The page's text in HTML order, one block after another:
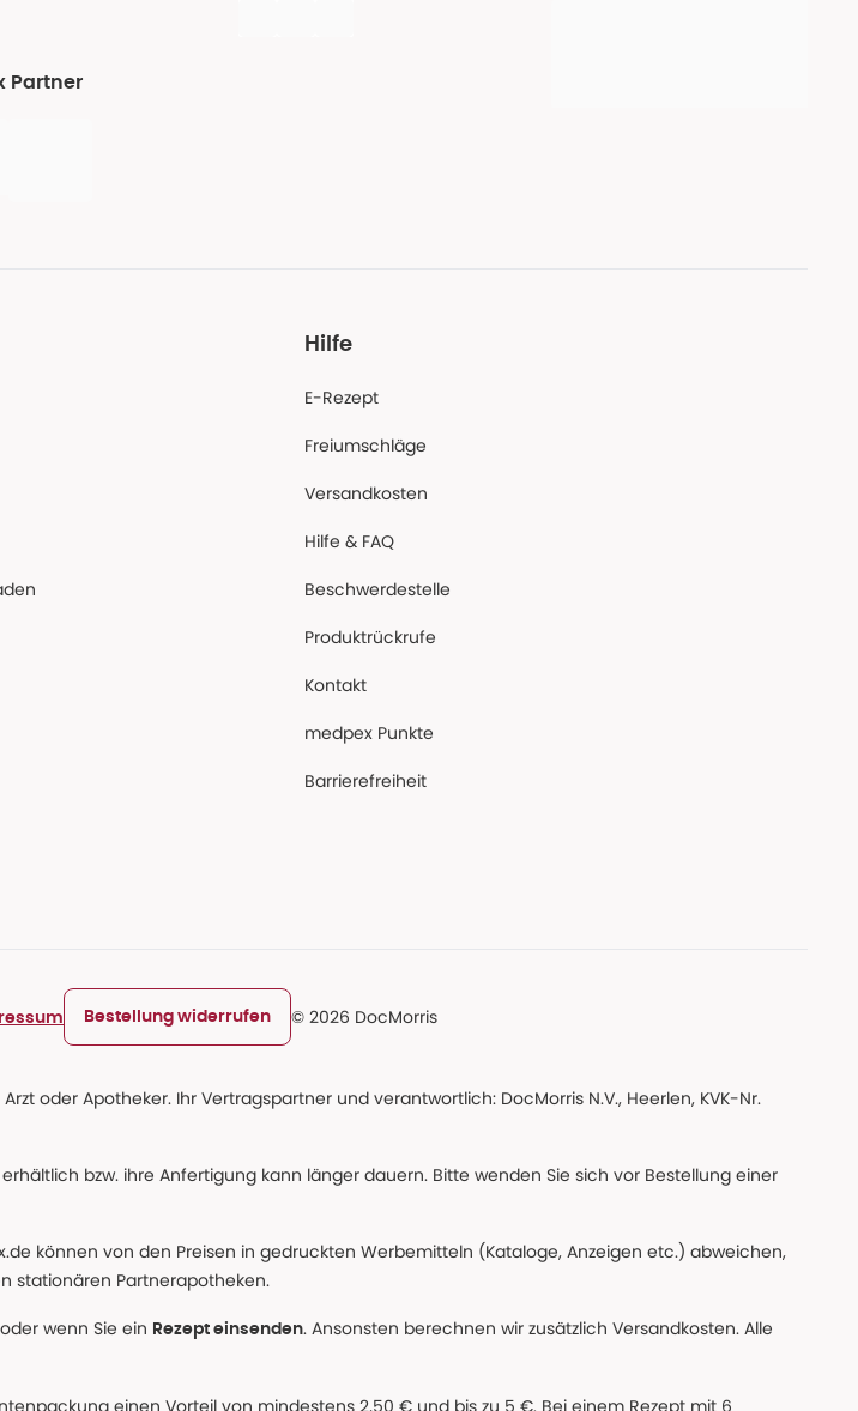
Partner
Hilfe
E-Rezept
Freiumschläge
Versandkosten
Hilfe & FAQ
Beschwerdestelle
Produktrückrufe
Kontakt
medpex Punkte
Barrierefreiheit
Bestellung widerrufen © 2026 DocMorris
oder Apotheker. Ihr Vertragspartner und verantwortlich: DocMorris N.V., Heerlen, KVK-Nr.
bzw. ihre Anfertigung kann länger dauern. Bitte wenden Sie sich vor Bestellung einer
können von den Preisen in gedruckten Werbemitteln (Kataloge, Anzeigen etc.) abweichen,
stationären Partnerapotheken.
wenn Sie ein Rezept einsenden. Ansonsten berechnen wir zusätzlich Versandkosten. Alle